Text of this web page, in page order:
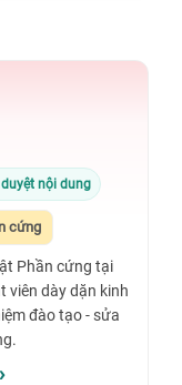
nội dung
cứng
Phần cứng tại
viên dày dặn kinh
đào tạo - sửa